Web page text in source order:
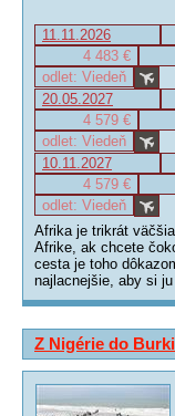
11.11.2026
4 483 €
odlet: Viedeň
20.05.2027
4 579 €
odlet: Viedeň
10.11.2027
4 579 €
odlet: Viedeň
Afrika je trikrát
Afrike, ak chcete
cesta je toho
najlacnejšie, aby si
Z Nigérie do